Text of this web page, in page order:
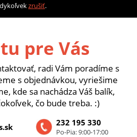
zrušiť.
pre Vás
radi Vám poradíme s
s objednávkou, vyriešime
kde sa nachádza Váš balík,
čo bude treba. :)
232 195 330
Po-Pia: 9:00-17:00